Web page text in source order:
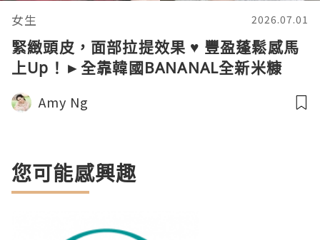
女生 2026.07.01
緊緻頭皮，面部拉提效果 ♥ 豐盈蓬鬆感馬
上Up！►全靠韓國BANANAL全新米糠
PDRN護髮好物！
Amy Ng
您可能感興趣